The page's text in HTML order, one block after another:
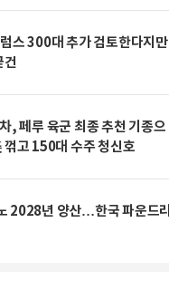
스 300대 추가 검토한다지만
건
, 페루 육군 최종 추천 기종으
고 150대 수주 청신호
2028년 양산…한국 파운드리